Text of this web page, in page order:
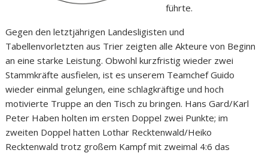
führte.
Gegen den letztjährigen Landesligisten und
Tabellenvorletzten aus Trier zeigten alle Akteure von Beginn
an eine starke Leistung. Obwohl kurzfristig wieder zwei
Stammkräfte ausfielen, ist es unserem Teamchef Guido
wieder einmal gelungen, eine schlagkräftige und hoch
motivierte Truppe an den Tisch zu bringen. Hans Gard/Karl
Peter Haben holten im ersten Doppel zwei Punkte; im
zweiten Doppel hatten Lothar Recktenwald/Heiko
Recktenwald trotz großem Kampf mit zweimal 4:6 das